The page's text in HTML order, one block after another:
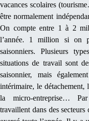
vacances scolaires
être normalement
On compte entre 1 à 2
l’année. 1 million si on
saisonniers. Plusieurs
situations de travail sont
saisonnier, mais
intérimaire, le détachement,
la micro-entreprise…
travaillent dans des